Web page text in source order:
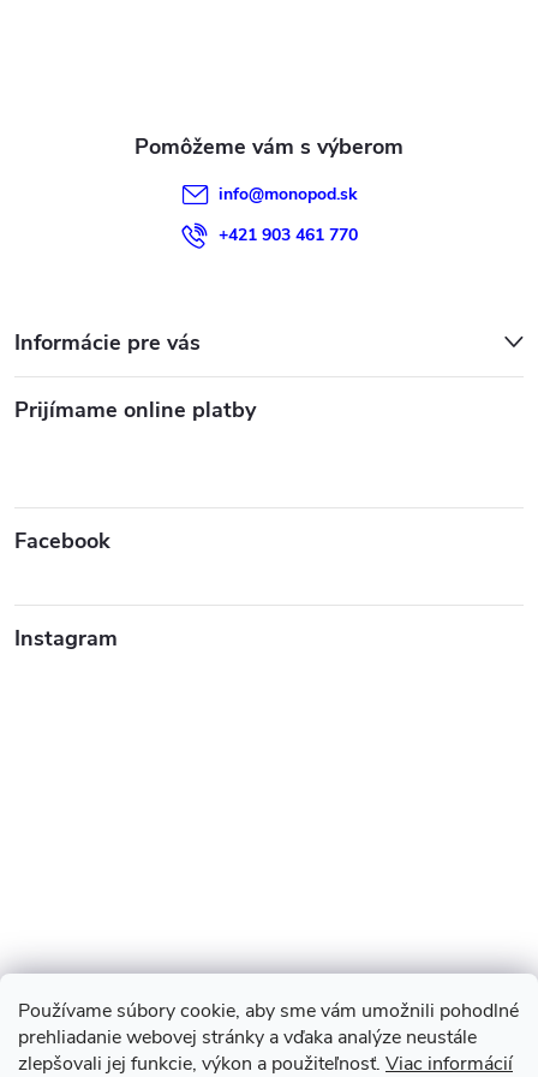
Používame súbory cookie, aby sme vám umožnili pohodlné
prehliadanie webovej stránky a vďaka analýze neustále
zlepšovali jej funkcie, výkon a použiteľnosť. Viac informácií
info@monopod.sk
+421 903 461 770
Informácie pre vás
Prijímame online platby
Facebook
Instagram
Sledovať na Instagrame